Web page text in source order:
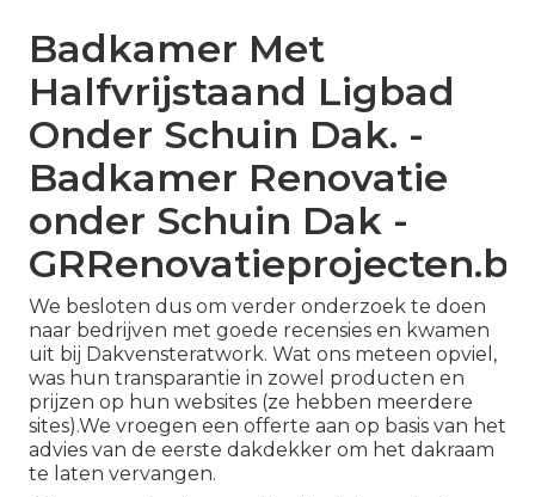
Badkamer Met
Halfvrijstaand Ligbad
Onder Schuin Dak. -
Badkamer Renovatie
onder Schuin Dak -
GRRenovatieprojecten.be
We besloten dus om verder onderzoek te doen
naar bedrijven met goede recensies en kwamen
uit bij Dakvensteratwork. Wat ons meteen opviel,
was hun transparantie in zowel producten en
prijzen op hun websites (ze hebben meerdere
sites).We vroegen een offerte aan op basis van het
advies van de eerste dakdekker om het dakraam
te laten vervangen.